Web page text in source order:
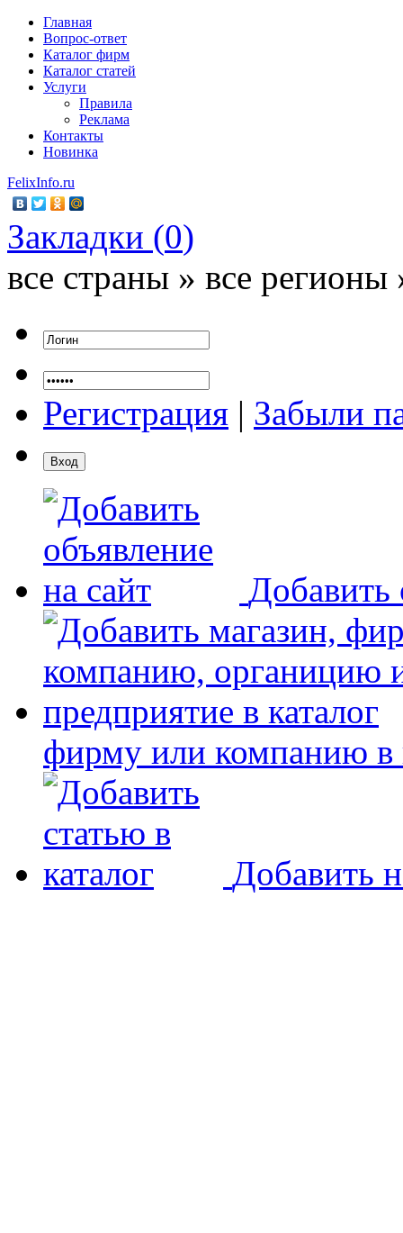
Главная
Вопрос-ответ
Каталог фирм
Каталог статей
Услуги
Правила
Реклама
Контакты
Новинка
FelixInfo.ru
Закладки (0)
все страны » все регионы
Регистрация | Забыли
Добавить
фирму или компанию в
Добавить